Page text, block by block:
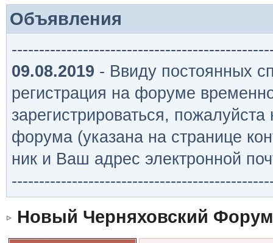
Объявления
09.08.2019 - Ввиду постоянных
регистрация на форуме
зарегистрироваться,
форума (указана на странице
ник и Ваш адрес электронной
Новый Черняховский Форум